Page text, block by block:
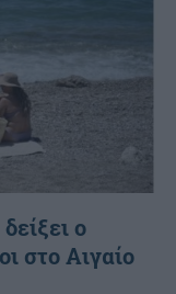
ο
στο Αιγαίο